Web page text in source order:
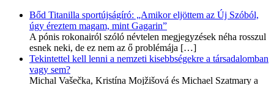
Bőd Titanilla sportújságíró: „Amikor eljöttem az Új Szóból,
úgy éreztem magam, mint Gagarin”
A pónis rokonairól szóló névtelen megjegyzések néha rosszul
esnek neki, de ez nem az ő problémája […]
Tekintettel kell lenni a nemzeti kisebbségekre a társadalomban
vagy sem?
Michal Vašečka, Kristína Mojžišová és Michael Szatmary a